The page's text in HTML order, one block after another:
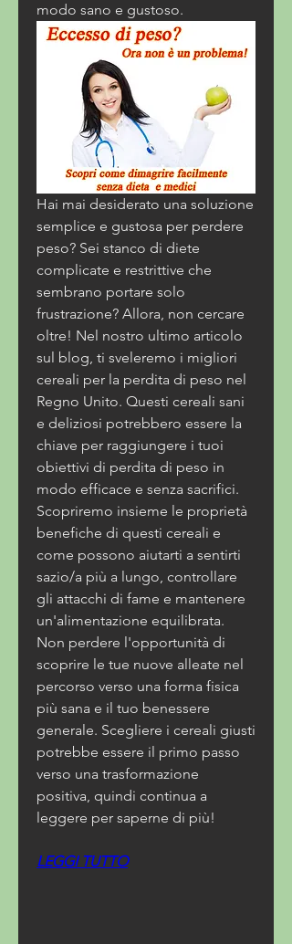
modo sano e gustoso.
Hai mai desiderato una soluzione
semplice e gustosa per perdere
peso? Sei stanco di diete
complicate e restrittive che
sembrano portare solo
frustrazione? Allora, non cercare
oltre! Nel nostro ultimo articolo
sul blog, ti sveleremo i migliori
cereali per la perdita di peso nel
Regno Unito. Questi cereali sani
e deliziosi potrebbero essere la
chiave per raggiungere i tuoi
obiettivi di perdita di peso in
modo efficace e senza sacrifici.
Scopriremo insieme le proprietà
benefiche di questi cereali e
come possono aiutarti a sentirti
sazio/a più a lungo, controllare
gli attacchi di fame e mantenere
un'alimentazione equilibrata.
Non perdere l'opportunità di
scoprire le tue nuove alleate nel
percorso verso una forma fisica
più sana e il tuo benessere
generale. Scegliere i cereali giusti
potrebbe essere il primo passo
verso una trasformazione
positiva, quindi continua a
leggere per saperne di più!
LEGGI TUTTO